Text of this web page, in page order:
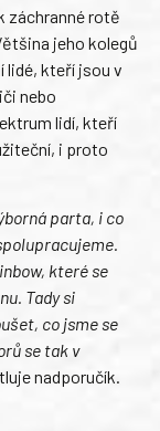
záchranné rotě
jeho kolegů
lidé, kteří jsou v
nebo
lidí, kteří
i proto
parta, i co
které se
Tady si
co jsme se
se tak v
nadporučík.